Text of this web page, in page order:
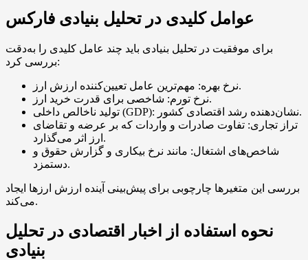
عوامل کلیدی در تحلیل بنیادی فارکس
برای موفقیت در تحلیل بنیادی باید چند عامل کلیدی را به‌دقت
بررسی کرد:
نرخ بهره: مهم‌ترین عامل تعیین‌کننده ارزش ارز.
نرخ تورم: شاخصی برای قدرت خرید ارز.
تولید ناخالص داخلی (GDP): نشان‌دهنده رشد اقتصادی کشور.
تراز تجاری: تفاوت صادرات و واردات که بر عرضه و تقاضای
ارز اثر می‌گذارد.
شاخص‌های اشتغال: مانند نرخ بیکاری و گزارش حقوق و
دستمزد.
بررسی این متغیرها چارچوبی برای پیش‌بینی آینده ارزش ارزها ایجاد
می‌کند.
نحوه استفاده از اخبار اقتصادی در تحلیل
بنیادی